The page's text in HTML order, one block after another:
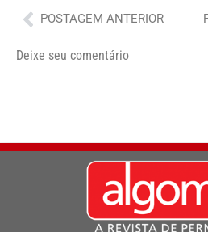
Anterior
POSTAGEM ANTERIOR
Deixe seu comentário